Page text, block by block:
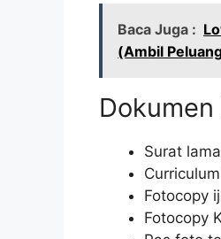
Baca Juga :
(Ambil
Dokumen
Surat
Fotocopy
Fotocopy